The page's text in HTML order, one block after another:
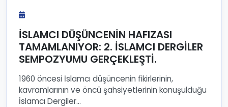
İSLAMCI DÜŞÜNCENİN HAFIZASI
TAMAMLANIYOR: 2. İSLAMCI DERGİLER
SEMPOZYUMU GERÇEKLEŞTİ.
1960 öncesi İslamcı düşüncenin fikirlerinin,
kavramlarının ve öncü şahsiyetlerinin konuşulduğu
İslamcı Dergiler...